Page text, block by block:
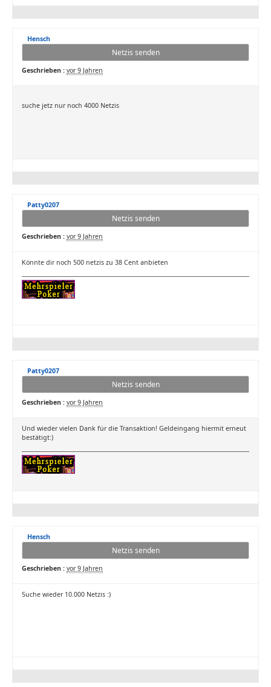
Hensch
Netzis senden
Geschrieben : vor 9 Jahren
suche jetz nur noch 4000 Netzis
Patty0207
Netzis senden
Geschrieben : vor 9 Jahren
Könnte dir noch 500 netzis zu 38 Cent anbieten
Patty0207
Netzis senden
Geschrieben : vor 9 Jahren
Und wieder vielen Dank für die Transaktion! Geldeingang hiermit erneut
bestätigt:)
Hensch
Netzis senden
Geschrieben : vor 9 Jahren
Suche wieder 10.000 Netzis :)